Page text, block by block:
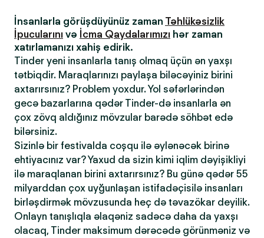
İnsanlarla görüşdüyünüz zaman Təhlükəsizlik
İpucularını və İcma Qaydalarımızı hər zaman
xatırlamanızı xahiş edirik.
Tinder yeni insanlarla tanış olmaq üçün ən yaxşı
tətbiqdir. Maraqlarınızı paylaşa biləcəyiniz birini
axtarırsınız? Problem yoxdur. Yol səfərlərindən
gecə bazarlarına qədər Tinder-də insanlarla ən
çox zövq aldığınız mövzular barədə söhbət edə
bilərsiniz.
Sizinlə bir festivalda coşqu ilə əylənəcək birinə
ehtiyacınız var? Yaxud da sizin kimi iqlim dəyişikliyi
ilə maraqlanan birini axtarırsınız? Bu günə qədər 55
milyarddan çox uyğunlaşan istifadəçisilə insanları
birləşdirmək mövzusunda heç də təvazökar deyilik.
Onlayn tanışlıqla əlaqəniz sadəcə daha da yaxşı
olacaq, Tinder maksimum dərəcədə görünməniz və